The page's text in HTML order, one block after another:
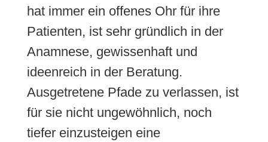
hat immer ein offenes Ohr für ihre
Patienten, ist sehr gründlich in der
Anamnese, gewissenhaft und
ideenreich in der Beratung.
Ausgetretene Pfade zu verlassen, ist
für sie nicht ungewöhnlich, noch
tiefer einzusteigen eine